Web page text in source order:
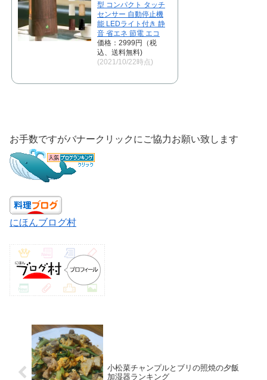
型 コンパクト タッチ
センサー 自動停止機
能 LEDライト付き 静
音 省エネ 節電 エコ
価格：2999円（税
込、送料無料)
(2021/10/22時点)
お手数ですがバナークリックにご協力お願い致します
にほんブログ村
小松菜チャンプルとブリの照焼の夕飯
加湿器ランキング